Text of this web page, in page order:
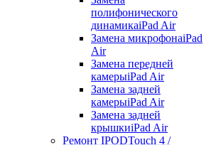
полифонического
динамикаiPad Air
Замена микрофонаiPad
Air
Замена передней
камерыiPad Air
Замена задней
камерыiPad Air
Замена задней
крышкиiPad Air
Ремонт IPODTouch 4 /